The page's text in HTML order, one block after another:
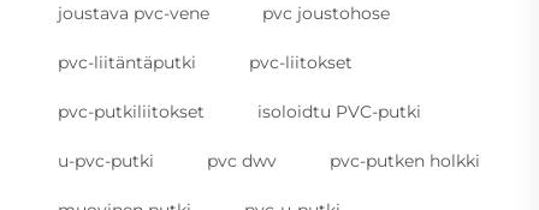
joustava pvc-vene pvc joustohose
pvc-liitäntäputki pvc-liitokset
pvc-putkiliitokset isoloidtu PVC-putki
u-pvc-putki pvc dwv pvc-putken holkki